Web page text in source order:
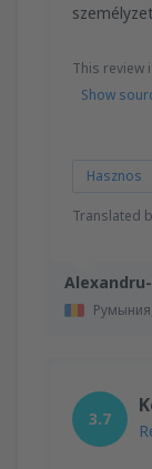
Румыния,
This review
Show
Hasznos
Translated
3.7